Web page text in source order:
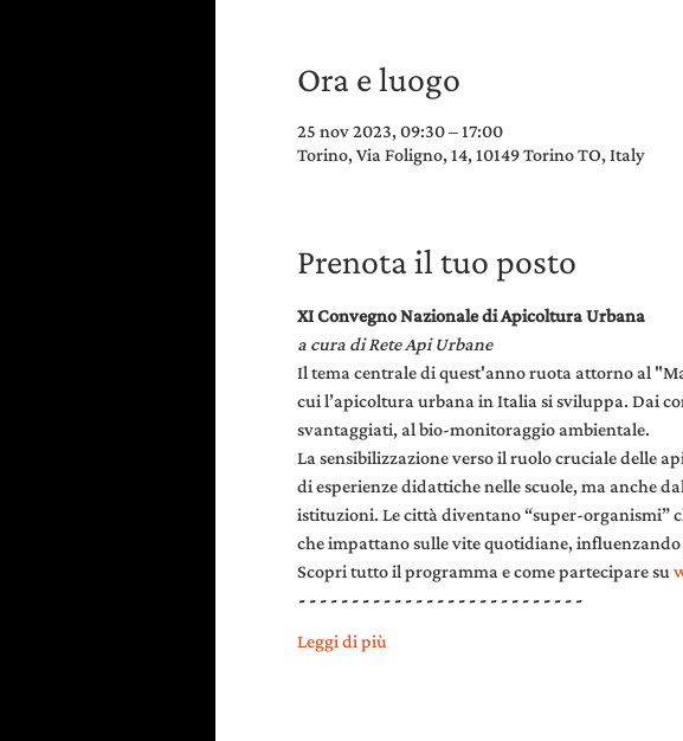
Ora e luogo
25 nov 2023, 09:30 – 17:00
Torino, Via Foligno, 14, 10149 Torino TO, Italy
Prenota il tuo posto
XI Convegno Nazionale di Apicoltura Urbana
a cura di Rete Api Urbane
Il tema centrale di quest'anno ruota attorno al
cui l’apicoltura urbana in Italia si sviluppa. Dai
svantaggiati, al bio-monitoraggio ambientale.
La sensibilizzazione verso il ruolo cruciale delle
di esperienze didattiche nelle scuole, ma anche
istituzioni. Le città diventano “super-organismi”
che impattano sulle vite quotidiane,
Scopri tutto il programma e come partecipare su
- - - - - - - - - - - - - - - - - - - - - - - - - - -
Leggi di più